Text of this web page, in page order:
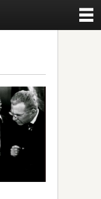
Esports
Noticies
Qui Som